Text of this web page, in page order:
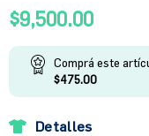
$9,500.00
Comprá este
$475.00
Detalles